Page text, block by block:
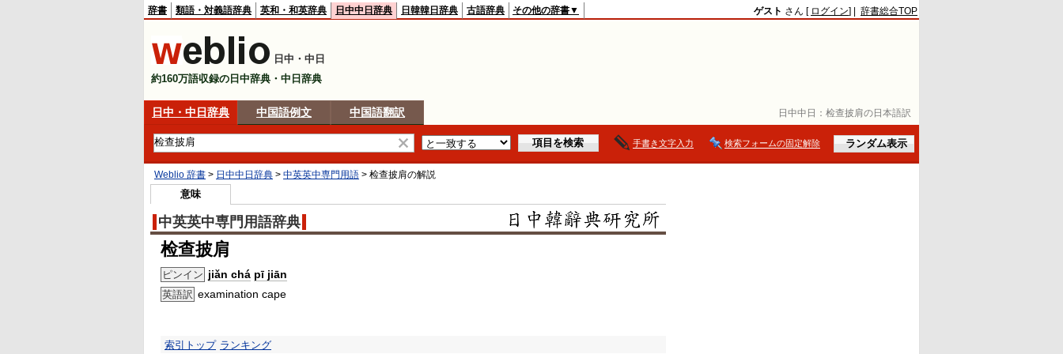
日中中日： 检查披肩の日本語訳
辞書 類語・対義語辞典 英和・和英辞典 日中中日辞典 日韓韓日辞典 古語辞典 その他の辞書▼ ゲスト さん [ ログイン] | 辞書総合TOP
日中・中日
約160万語収録の日中辞典・中日辞典
日中・中日辞典 中国語例文 中国語翻訳
手書き文字入力 検索フォームの固定解除
Weblio 辞書 > 日中中日辞典 > 中英英中専門用語 > 检查披肩の解説
意味
中英英中専門用語辞典
检查披肩
ピンイン jiǎn chá pī jiān
英語訳 examination cape
索引トップ ランキング